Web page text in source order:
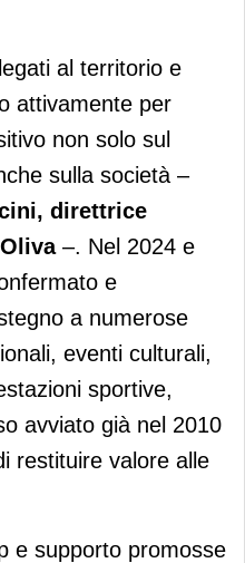
al territorio e
attivamente per
non solo sul
sulla società –
direttrice
–. Nel 2024 e
e
a numerose
eventi culturali,
sportive,
avviato già nel 2010
restituire valore alle
e supporto promosse